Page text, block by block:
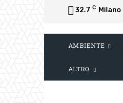
32.7 C Milano
AMBIENTE
ALTRO